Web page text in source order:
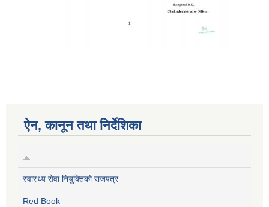
ऐन, कानून तथा निर्देशिका
स्वास्थ्य सेवा नियुक्तिको राजपत्र
Red Book